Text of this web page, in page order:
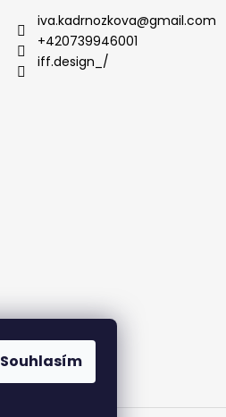
Souhlasím
iva.kadrnozkova@gmail.com
+420739946001
iff.design_/